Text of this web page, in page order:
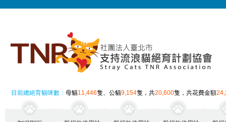
目前總絕育貓咪數：母貓11,446隻、公貓9,154隻，共20,600隻，共花費金額